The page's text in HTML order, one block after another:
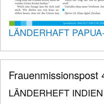
LÄNDERHAFT
Frauenmissionspost
LÄNDERHEFT INDIEN